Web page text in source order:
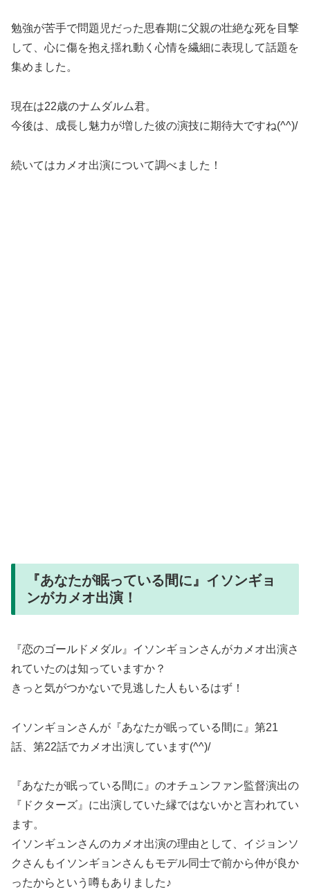
勉強が苦手で問題児だった思春期に父親の壮絶な死を目撃
して、心に傷を抱え揺れ動く心情を繊細に表現して話題を
集めました。
現在は22歳のナムダルム君。
今後は、成長し魅力が増した彼の演技に期待大ですね(^^)/
続いてはカメオ出演について調べました！
『あなたが眠っている間に』イソンギョ
ンがカメオ出演！
『恋のゴールドメダル』イソンギョンさんがカメオ出演さ
れていたのは知っていますか？
きっと気がつかないで見逃した人もいるはず！
イソンギョンさんが『あなたが眠っている間に』第21
話、第22話でカメオ出演しています(^^)/
『あなたが眠っている間に』のオチュンファン監督演出の
『ドクターズ』に出演していた縁ではないかと言われてい
ます。
イソンギュンさんのカメオ出演の理由として、イジョンソ
クさんもイソンギョンさんもモデル同士で前から仲が良か
ったからという噂もありました♪